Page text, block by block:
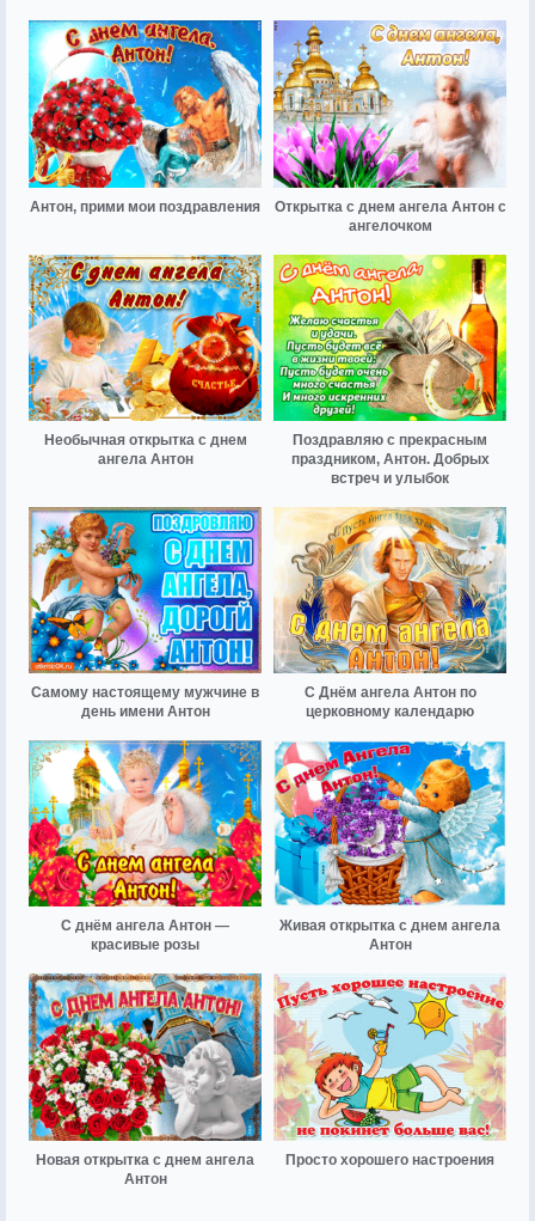
Антон, прими мои поздравления
Открытка с днем ангела Антон с
ангелочком
Необычная открытка с днем
ангела Антон
Поздравляю с прекрасным
праздником, Антон. Добрых
встреч и улыбок
Самому настоящему мужчине в
день имени Антон
С Днём ангела Антон по
церковному календарю
С днём ангела Антон —
красивые розы
Живая открытка с днем ангела
Антон
Новая открытка с днем ангела
Антон
Просто хорошего настроения